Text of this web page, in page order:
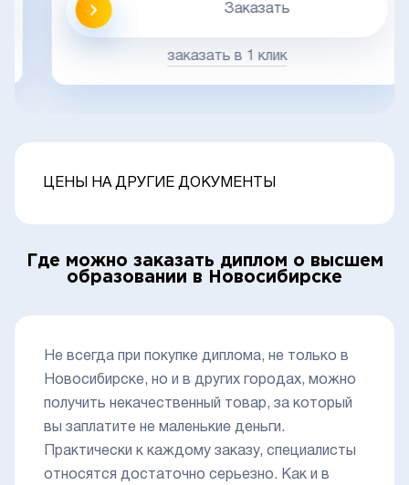
Заказать
заказать в 1 клик
ЦЕНЫ НА ДРУГИЕ ДОКУМЕНТЫ
Где можно заказать диплом о высшем
образовании в Новосибирске
Не всегда при покупке диплома, не только в
Новосибирске, но и в других городах, можно
получить некачественный товар, за который
вы заплатите не маленькие деньги.
Практически к каждому заказу, специалисты
относятся достаточно серьезно. Как и в